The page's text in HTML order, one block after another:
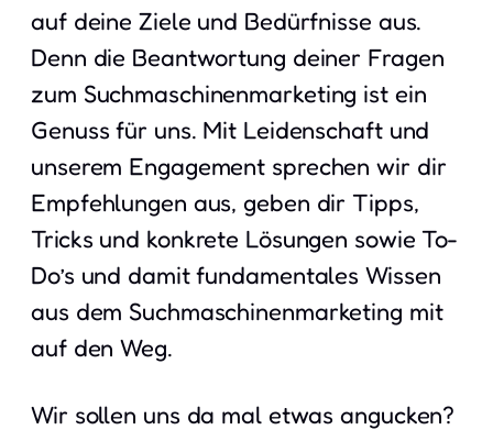
auf deine Ziele und Bedürfnisse aus.
Denn die Beantwortung deiner Fragen
zum Suchmaschinenmarketing ist ein
Genuss für uns. Mit Leidenschaft und
unserem Engagement sprechen wir dir
Empfehlungen aus, geben dir Tipps,
Tricks und konkrete Lösungen sowie To-
Do’s und damit fundamentales Wissen
aus dem Suchmaschinenmarketing mit
auf den Weg.
Wir sollen uns da mal etwas angucken?